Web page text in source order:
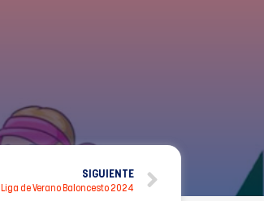
SIGUIENTE
Liga de Verano Baloncesto 2024